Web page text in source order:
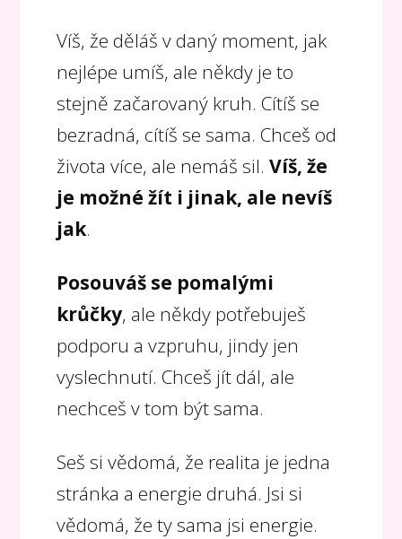
Víš, že děláš v daný moment, jak
nejlépe umíš, ale někdy je to
stejně začarovaný kruh. Cítíš se
bezradná, cítíš se sama. Chceš od
života více, ale nemáš sil. Víš, že
je možné žít i jinak, ale nevíš
jak.
Posouváš se pomalými
krůčky, ale někdy potřebuješ
podporu a vzpruhu, jindy jen
vyslechnutí. Chceš jít dál, ale
nechceš v tom být sama.
Seš si vědomá, že realita je jedna
stránka a energie druhá. Jsi si
vědomá, že ty sama jsi energie.